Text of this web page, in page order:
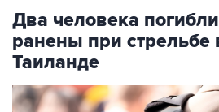
Два человека
ранены при стрельбе
Таиланде